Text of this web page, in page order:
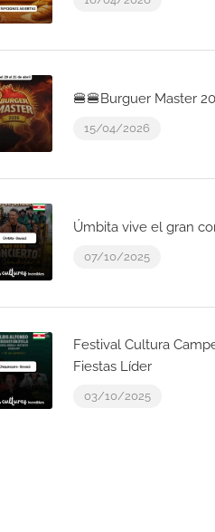
🍔🍔Burguer Master
15/04/2026
Úmbita vive el gran
07/10/2025
Festival Cultura
Fiestas Líder
03/10/2025